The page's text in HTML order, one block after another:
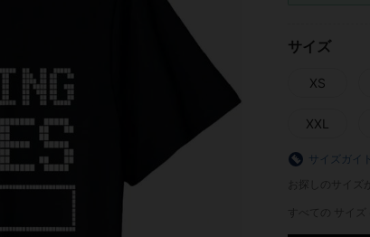
サイズ
XS
XXL
サイズガイド
お探しのサイ
すべての サイズ